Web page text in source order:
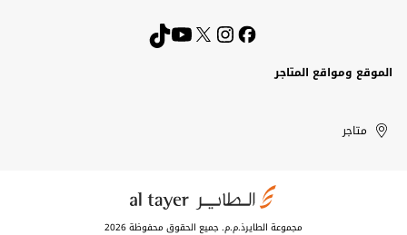
الموقع ومواقع المتاجر
United
Arab
Kuwait
الإمارات
العربية
الكويت
متاجر
مجموعة الطايرذ.م.م. جميع الحقوق محفوظة 2026